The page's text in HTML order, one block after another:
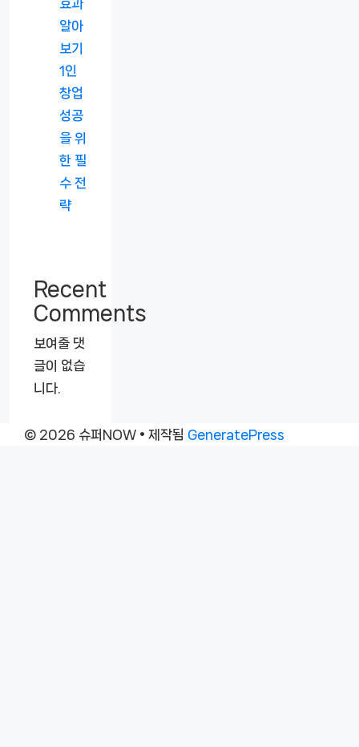
효과
알아
보기
1인
창업
성공
을 위
한 필
수 전
략
Recent
Comments
보여줄 댓
글이 없습
니다.
© 2026 슈퍼NOW • 제작됨 GeneratePress